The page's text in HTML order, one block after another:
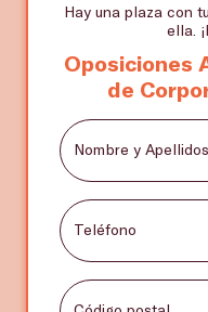
Hay una plaza con
ella.
Oposiciones
de
Nombre y Apellidos
Teléfono